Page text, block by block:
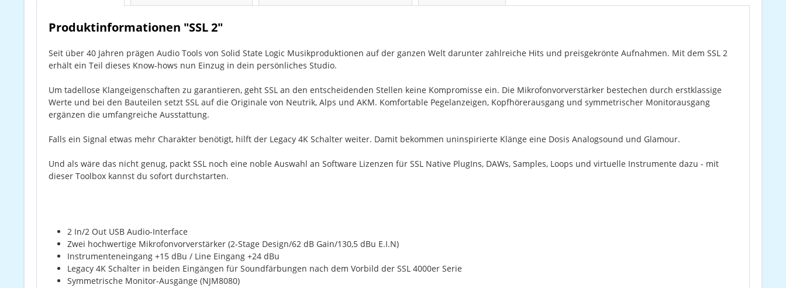
Produktinformationen "SSL 2"
Seit über 40 Jahren prägen Audio Tools von Solid State Logic Musikproduktionen auf der ganzen Welt darunter zahlreiche Hits und preisgekrönte Aufnahmen. Mit dem SSL 2
erhält ein Teil dieses Know-hows nun Einzug in dein persönliches Studio.
Um tadellose Klangeigenschaften zu garantieren, geht SSL an den entscheidenden Stellen keine Kompromisse ein. Die Mikrofonvorverstärker bestechen durch erstklassige
Werte und bei den Bauteilen setzt SSL auf die Originale von Neutrik, Alps und AKM. Komfortable Pegelanzeigen, Kopfhörerausgang und symmetrischer Monitorausgang
ergänzen die umfangreiche Ausstattung.
Falls ein Signal etwas mehr Charakter benötigt, hilft der Legacy 4K Schalter weiter. Damit bekommen uninspirierte Klänge eine Dosis Analogsound und Glamour.
Und als wäre das nicht genug, packt SSL noch eine noble Auswahl an Software Lizenzen für SSL Native PlugIns, DAWs, Samples, Loops und virtuelle Instrumente dazu - mit
dieser Toolbox kannst du sofort durchstarten.
2 In/2 Out USB Audio-Interface
Zwei hochwertige Mikrofonvorverstärker (2-Stage Design/62 dB Gain/130,5 dBu E.I.N)
Instrumenteneingang +15 dBu / Line Eingang +24 dBu
Legacy 4K Schalter in beiden Eingängen für Soundfärbungen nach dem Vorbild der SSL 4000er Serie
Symmetrische Monitor-Ausgänge (NJM8080)